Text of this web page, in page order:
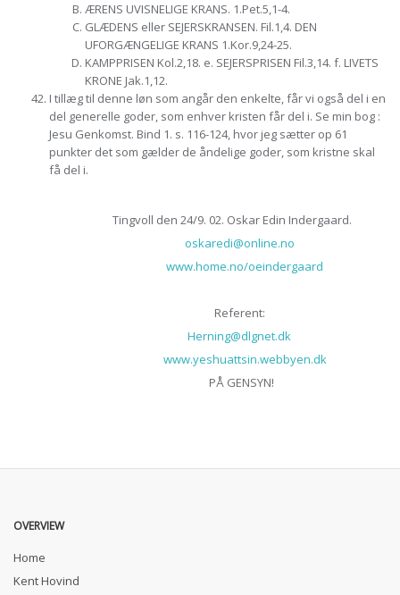
ÆRENS UVISNELIGE KRANS. 1.Pet.5,1-4.
GLÆDENS eller SEJERSKRANSEN. Fil.1,4. DEN
UFORGÆNGELIGE KRANS 1.Kor.9,24-25.
KAMPPRISEN Kol.2,18. e. SEJERSPRISEN Fil.3,14. f. LIVETS
KRONE Jak.1,12.
I tillæg til denne løn som angår den enkelte, får vi også del i en
del generelle goder, som enhver kristen får del i. Se min bog :
Jesu Genkomst. Bind 1. s. 116-124, hvor jeg sætter op 61
punkter det som gælder de åndelige goder, som kristne skal
få del i.
Tingvoll den 24/9. 02. Oskar Edin Indergaard.
oskaredi@online.no
www.home.no/oeindergaard
Referent:
Herning@dlgnet.dk
www.yeshuattsin.webbyen.dk
PÅ GENSYN!
OVERVIEW
Home
Kent Hovind